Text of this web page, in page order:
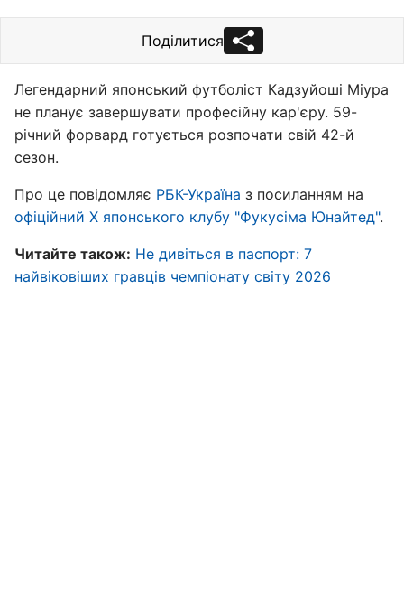
Поділитися
Легендарний японський футболіст Кадзуйоші Міура
не планує завершувати професійну кар'єру. 59-
річний форвард готується розпочати свій 42-й
сезон.
Про це повідомляє РБК-Україна з посиланням на
офіційний Х японського клубу "Фукусіма Юнайтед".
Читайте також: Не дивіться в паспорт: 7
найвіковіших гравців чемпіонату світу 2026